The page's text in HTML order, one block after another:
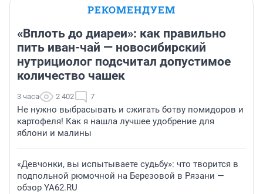
РЕКОМЕНДУЕМ
«Вплоть до диареи»: как правильно
пить иван-чай — новосибирский
нутрициолог подсчитал допустимое
количество чашек
3 часа 2 402 7
Не нужно выбрасывать и сжигать ботву помидоров и
картофеля! Как я нашла лучшее удобрение для
яблони и малины
«Девчонки, вы испытываете судьбу»: что творится в
подпольной рюмочной на Березовой в Рязани —
обзор YA62.RU